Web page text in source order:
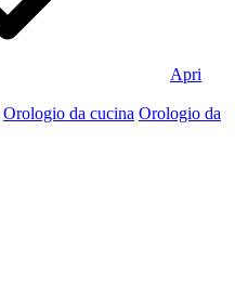
Apri
Orologio da cucina Orologio da